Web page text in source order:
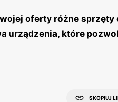
oferty różne
urządzenia, które
SKOPIUJ